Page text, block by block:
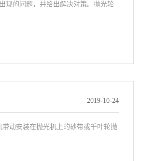
现的问题，并给出解决对策。抛光轮
2019-10-24
动安装在抛光机上的砂带或千叶轮抛